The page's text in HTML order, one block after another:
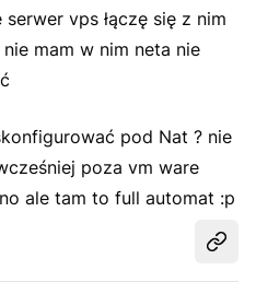
vps łączę się z nim
mam w nim neta nie
pod Nat ? nie
poza vm ware
ale tam to full automat :p